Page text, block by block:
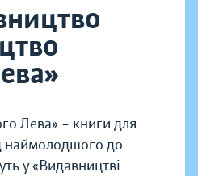
Лева» – книги для
наймолодшого до
у «Видавництві